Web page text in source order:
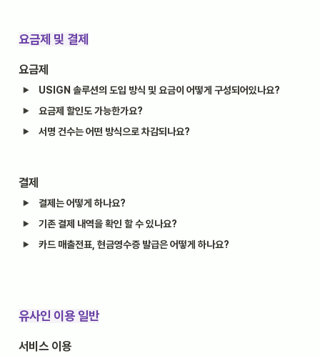
요금제 및 결제
요금제
USIGN 솔루션의 도입 방식 및 요금이 어떻게 구성되어있나요?
요금제 할인도 가능한가요?
서명 건수는 어떤 방식으로 차감되나요?
결제
결제는 어떻게 하나요?
기존 결제 내역을 확인 할 수 있나요?
카드 매출전표, 현금영수증 발급은 어떻게 하나요?
유사인 이용 일반
서비스 이용